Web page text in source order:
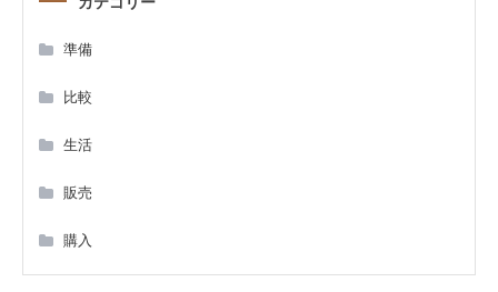
ゲ
ー
シ
ョ
ン
カテゴリー
準備
比較
生活
販売
購入